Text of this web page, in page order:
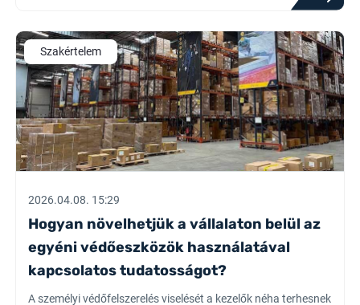
Szakértelem
2026.04.08. 15:29
Hogyan növelhetjük a vállalaton belül az
egyéni védőeszközök használatával
kapcsolatos tudatosságot?
A személyi védőfelszerelés viselését a kezelők néha terhesnek